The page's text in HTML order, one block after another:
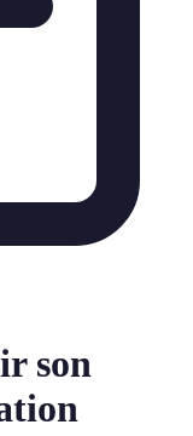
son